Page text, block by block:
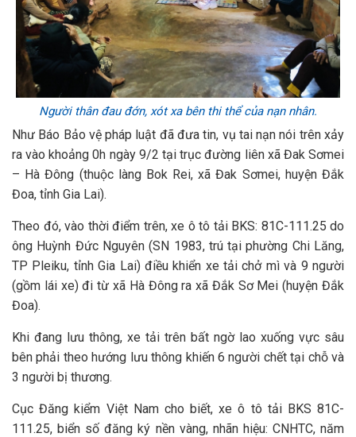
Người thân đau đớn, xót xa bên thi thể của nạn nhân.
Như Báo Bảo vệ pháp luật đã đưa tin, vụ tai nạn nói trên xảy
ra vào khoảng 0h ngày 9/2 tại trục đường liên xã Đak Sơmei
– Hà Đông (thuộc làng Bok Rei, xã Đak Sơmei, huyện Đắk
Đoa, tỉnh Gia Lai).
Theo đó, vào thời điểm trên, xe ô tô tải BKS: 81C-111.25 do
ông Huỳnh Đức Nguyên (SN 1983, trú tại phường Chi Lăng,
TP Pleiku, tỉnh Gia Lai) điều khiển xe tải chở mì và 9 người
(gồm lái xe) đi từ xã Hà Đông ra xã Đắk Sơ Mei (huyện Đắk
Đoa).
Khi đang lưu thông, xe tải trên bất ngờ lao xuống vực sâu
bên phải theo hướng lưu thông khiến 6 người chết tại chỗ và
3 người bị thương.
Cục Đăng kiểm Việt Nam cho biết, xe ô tô tải BKS 81C-
111.25, biển số đăng ký nền vàng, nhãn hiệu: CNHTC, năm